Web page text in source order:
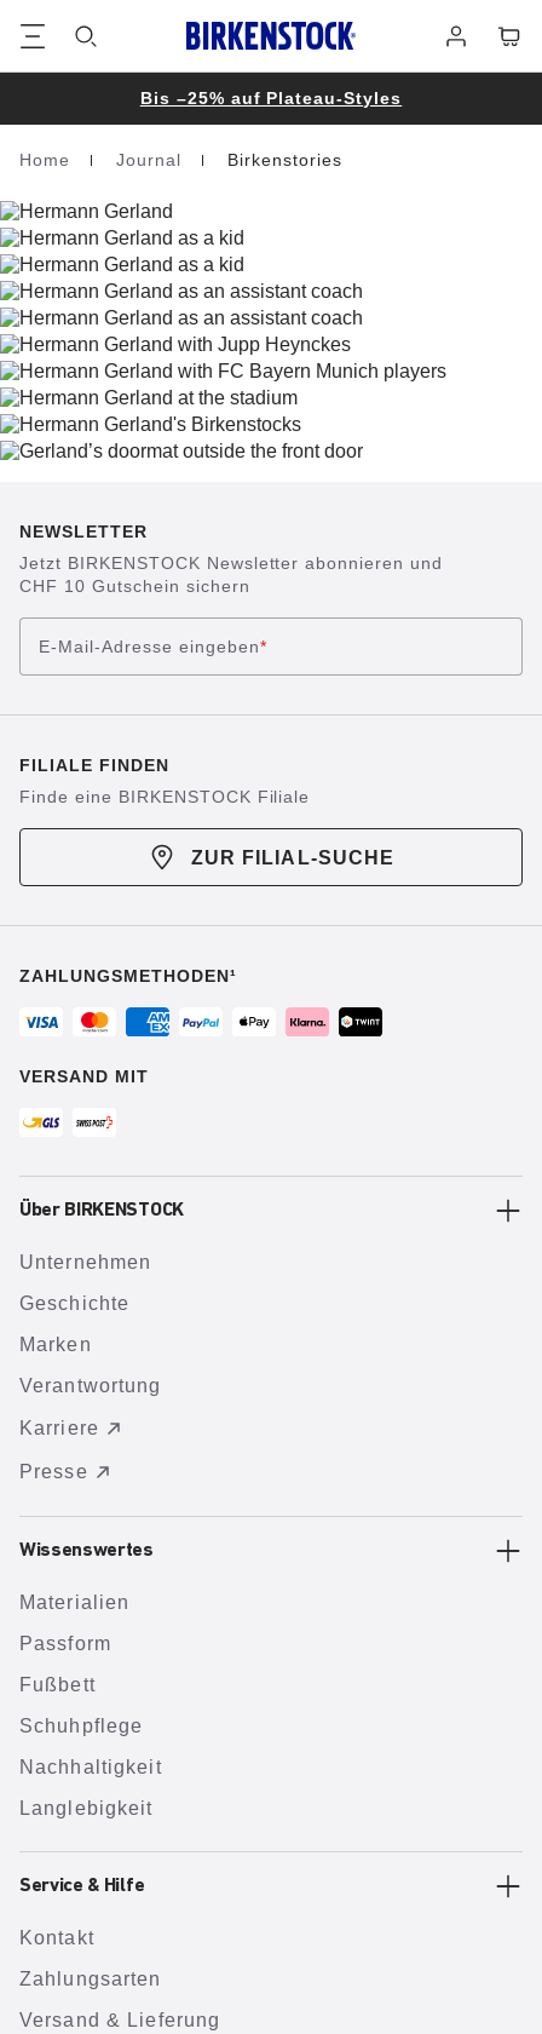
Bis –25% auf Plateau-Styles
Homepage
Home Journal Birkenstories
NEWSLETTER
Jetzt BIRKENSTOCK Newsletter abonnieren und
CHF 10 Gutschein sichern
E-Mail-Adresse eingeben*
FILIALE FINDEN
Finde eine BIRKENSTOCK Filiale
ZUR FILIAL-SUCHE
ZAHLUNGSMETHODEN¹
VERSAND MIT
Über BIRKENSTOCK
Unternehmen
Geschichte
Marken
Verantwortung
Karriere
Presse
Wissenswertes
Materialien
Passform
Fußbett
Schuhpflege
Nachhaltigkeit
Langlebigkeit
Service & Hilfe
Kontakt
Zahlungsarten
Versand & Lieferung